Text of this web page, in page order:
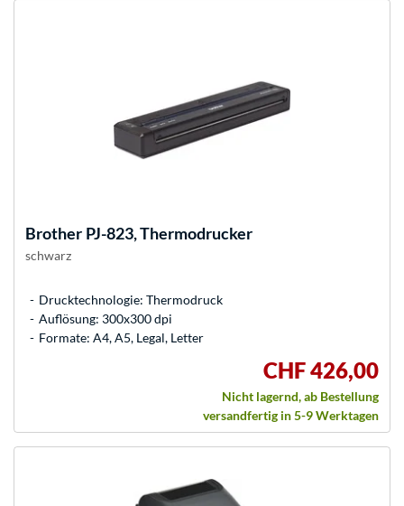
Brother PJ-823, Thermodrucker
schwarz
Drucktechnologie: Thermodruck
Auflösung: 300x300 dpi
Formate: A4, A5, Legal, Letter
CHF 426,00
Nicht lagernd, ab Bestellung
versandfertig in 5-9 Werktagen